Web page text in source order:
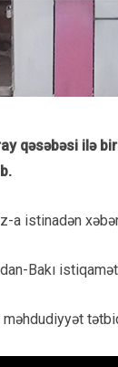
qəsəbəsi ilə
a istinadən
Bakı